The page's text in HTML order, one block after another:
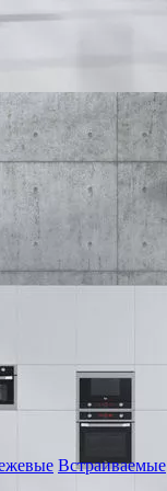
Встраиваемые